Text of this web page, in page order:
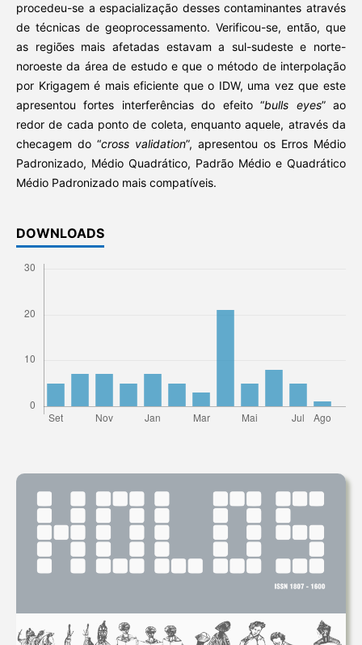
procedeu-se a espacialização desses contaminantes através
de técnicas de geoprocessamento. Verificou-se, então, que
as regiões mais afetadas estavam a sul-sudeste e norte-
noroeste da área de estudo e que o método de interpolação
por Krigagem é mais eficiente que o IDW, uma vez que este
apresentou fortes interferências do efeito “bulls eyes” ao
redor de cada ponto de coleta, enquanto aquele, através da
checagem do “cross validation”, apresentou os Erros Médio
Padronizado, Médio Quadrático, Padrão Médio e Quadrático
Médio Padronizado mais compatíveis.
DOWNLOADS